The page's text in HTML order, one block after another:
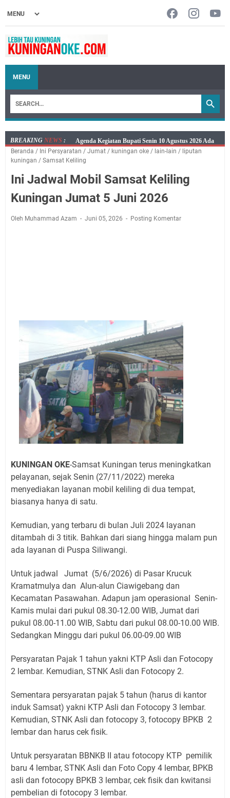
MENU
BREAKING NEWS :
Ini Jadwal Samsat Keliling Kuningan Senin 10 Agustus
2026
Kuningan Ada di Empat Lokasi
Kaya Salat, Miskin Salat, Apapun Tetap Cari Allah, Ini
Agenda Kegiatan Bupati dan Sekda Minggu 9 Agustus
2026 Ada Tiga, Tapi yang Bakal Dihadiri Hanya Satu
Selasa 11 Agustus 2026 Bakal Terjadi Pemadaman
Listrik di Wilayah Kuningan
Agenda Kegiatan Bupati Senin 10 Agustus 2026 Ada
Tiga, Wabup dan Sekda Kuningan Dua Acara
Beranda / Ini Persyaratan / Jumat / kuningan oke / lain-lain / liputan
kuningan / Samsat Keliling
Ini Jadwal Mobil Samsat Keliling
Kuningan Jumat 5 Juni 2026
Oleh Muhammad Azam Juni 05, 2026 Posting Komentar
KUNINGAN OKE-Samsat Kuningan terus meningkatkan
pelayanan, sejak Senin (27/11/2022) mereka
menyediakan layanan mobil keliling di dua tempat,
biasanya hanya di satu.
Kemudian, yang terbaru di bulan Juli 2024 layanan
ditambah di 3 titik. Bahkan dari siang hingga malam pun
ada layanan di Puspa Siliwangi.
Untuk jadwal Jumat (5/6/2026) di Pasar Krucuk
Kramatmulya dan Alun-alun Ciawigebang dan
Kecamatan Pasawahan. Adapun jam operasional Senin-
Kamis mulai dari pukul 08.30-12.00 WIB, Jumat dari
pukul 08.00-11.00 WIB, Sabtu dari pukul 08.00-10.00 WIB.
Sedangkan Minggu dari pukul 06.00-09.00 WIB
Persyaratan Pajak 1 tahun yakni KTP Asli dan Fotocopy
2 lembar. Kemudian, STNK Asli dan Fotocopy 2.
Sementara persyaratan pajak 5 tahun (harus di kantor
induk Samsat) yakni KTP Asli dan Fotocopy 3 lembar.
Kemudian, STNK Asli dan fotocopy 3, fotocopy BPKB 2
lembar dan harus cek fisik.
Untuk persyaratan BBNKB II atau fotocopy KTP pemilik
baru 4 lembar, STNK Asli dan Foto Copy 4 lembar, BPKB
asli dan fotocopy BPKB 3 lembar, cek fisik dan kwitansi
pembelian di fotocopy 3 lembar.